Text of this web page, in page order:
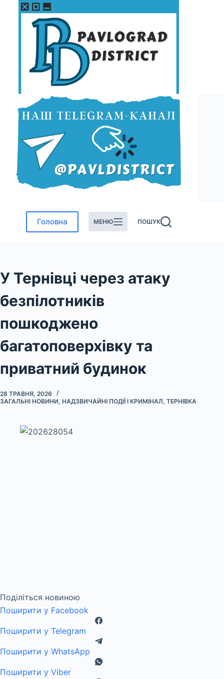
Перейти
Головна МЕНЮ ПОШУК
У Тернівці через атаку
безпілотників
пошкоджено
багатоповерхівку та
приватний будинок
28 ТРАВНЯ, 2026
ЗАГАЛЬНІ НОВИНИ, НАДЗВИЧАЙНІ ПОДІЇ І КРИМІНАЛ, ТЕРНІВКА
Поділіться новиною
Поширити у Facebook
Поширити у Telegram
Поширити у WhatsApp
Поширити у Viber